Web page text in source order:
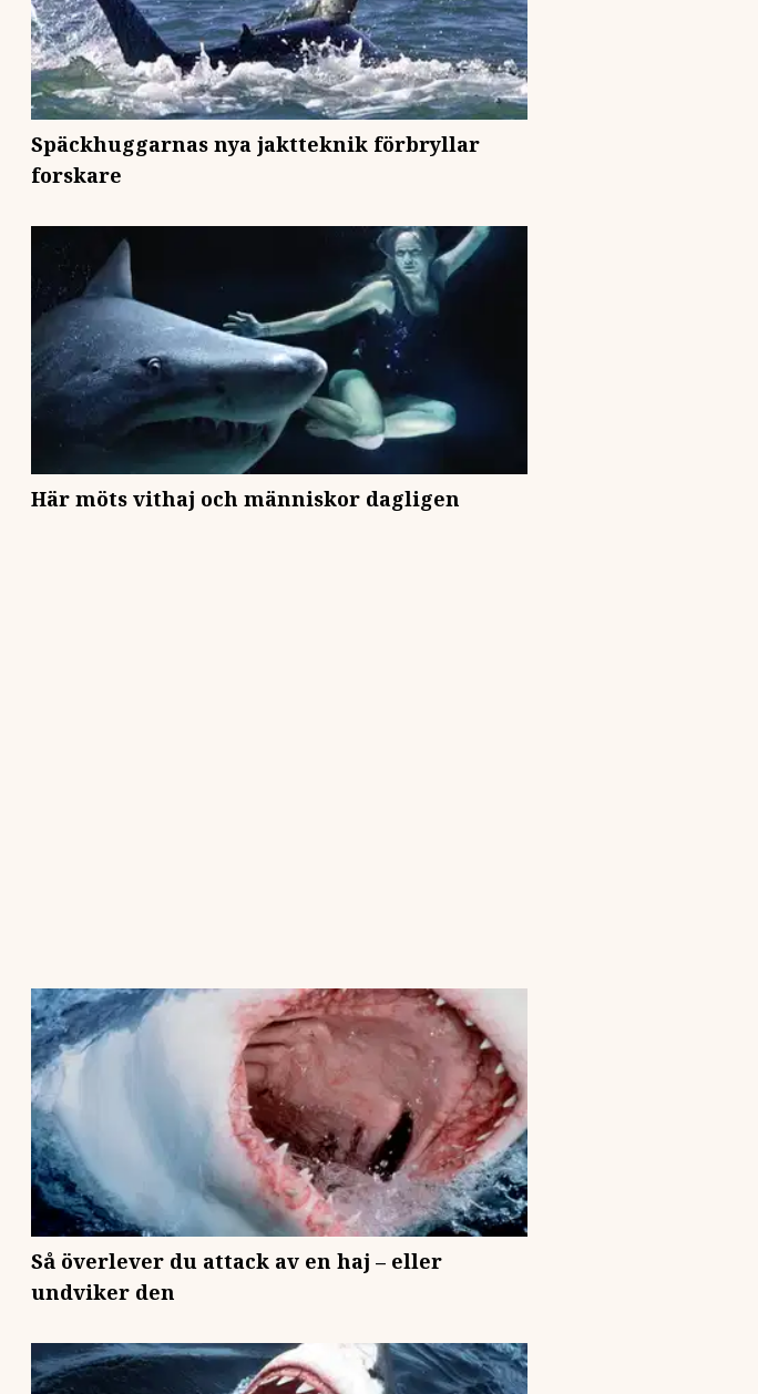
Späckhuggarnas nya jaktteknik förbryllar
forskare
Här möts vithaj och människor dagligen
Så överlever du attack av en haj – eller
undviker den